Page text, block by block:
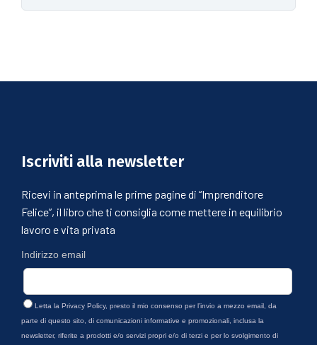
Iscriviti alla newsletter
Ricevi in anteprima le prime pagine di “Imprenditore
Felice”, il libro che ti consiglia come mettere in equilibrio
lavoro e vita privata
Indirizzo email
Letta la Privacy Policy, presto il mio consenso per l’invio a mezzo email, da
parte di questo sito, di comunicazioni informative e promozionali, inclusa la
newsletter, riferite a prodotti e/o servizi propri e/o di terzi e per lo svolgimento di